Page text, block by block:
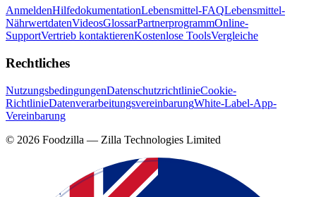
AnmeldenHilfedokumentationLebensmittel-FAQLebensmittel-
NährwertdatenVideosGlossarPartnerprogrammOnline-
SupportVertrieb kontaktierenKostenlose ToolsVergleiche
Rechtliches
NutzungsbedingungenDatenschutzrichtlinieCookie-
RichtlinieDatenverarbeitungsvereinbarungWhite-Label-App-
Vereinbarung
© 2026 Foodzilla — Zilla Technologies Limited